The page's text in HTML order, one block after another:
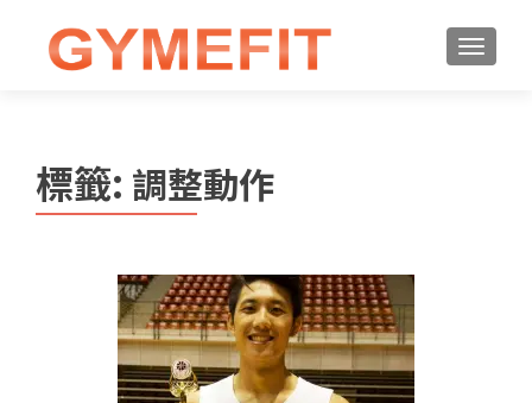
標籤: 調整動作